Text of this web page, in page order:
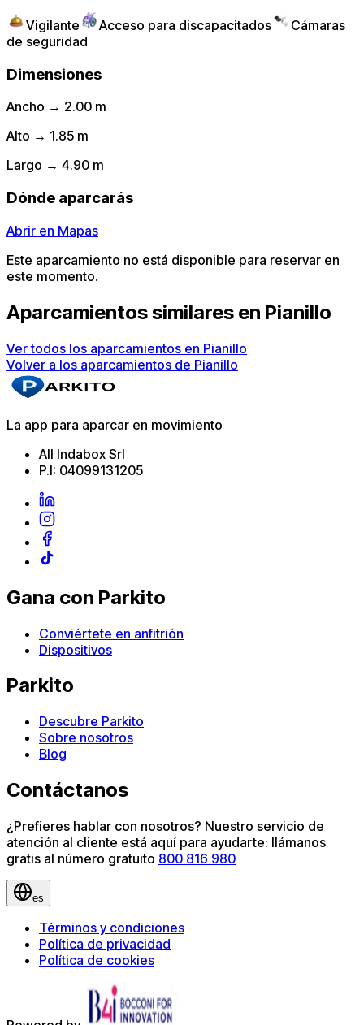
Vigilante Acceso para discapacitados
Cámaras
de seguridad
Dimensiones
Ancho → 2.00 m
Alto → 1.85 m
Largo → 4.90 m
Dónde aparcarás
Abrir en Mapas
Este aparcamiento no está disponible para reservar en
este momento.
Aparcamientos similares en Pianillo
Ver todos los aparcamientos en Pianillo
Volver a los aparcamientos de Pianillo
La app para aparcar en movimiento
All Indabox Srl
P.I: 04099131205
Gana con Parkito
Conviértete en anfitrión
Dispositivos
Parkito
Descubre Parkito
Sobre nosotros
Blog
Contáctanos
¿Prefieres hablar con nosotros? Nuestro servicio de
atención al cliente está aquí para ayudarte: llámanos
gratis al número gratuito 800 816 980
es
Términos y condiciones
Política de privacidad
Política de cookies